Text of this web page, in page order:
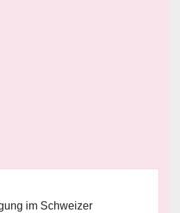
im Schweizer